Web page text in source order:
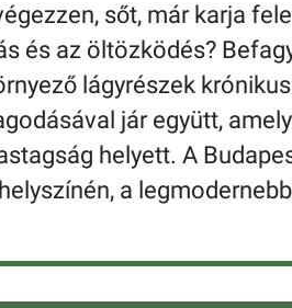
sőt, már karja
és az öltözködés?
lágyrészek
jár együtt,
helyett. A
a